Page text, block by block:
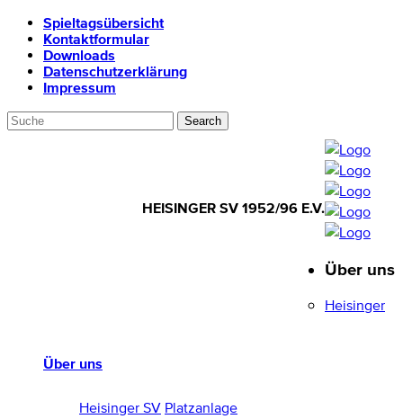
Spieltagsübersicht
Kontaktformular
Downloads
Datenschutzerklärung
Impressum
HEISINGER SV 1952/96 E.V.
1952/96 E.V.
Über uns
Heisinger SV Platzanlage
Über uns
Heisinger